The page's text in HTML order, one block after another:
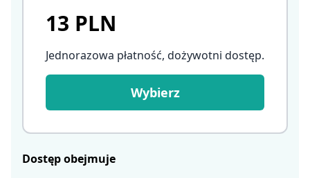
13 PLN
Jednorazowa płatność, dożywotni dostęp.
Wybierz
Dostęp obejmuje